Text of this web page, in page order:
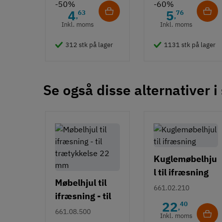
Tilstand Ny
-50%
4,63
Inkl. moms
312 stk på lager
-60%
5,76
Inkl. moms
1131 stk på lager
Se også disse alternativer
Møbelhjul til
ifræsning - til
trætykkelse 22
661.08.500
Kuglemøbelhju
l til ifræsning
661.02.210
22,40
Inkl. moms